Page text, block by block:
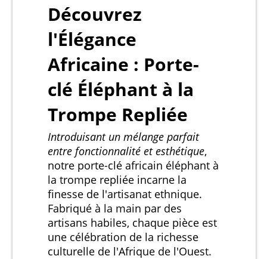
Découvrez
l'Élégance
Africaine : Porte-
clé Éléphant à la
Trompe Repliée
Introduisant un mélange parfait
entre fonctionnalité et esthétique,
notre porte-clé africain éléphant à
la trompe repliée incarne la
finesse de l'artisanat ethnique.
Fabriqué à la main par des
artisans habiles, chaque pièce est
une célébration de la richesse
culturelle de l'Afrique de l'Ouest.